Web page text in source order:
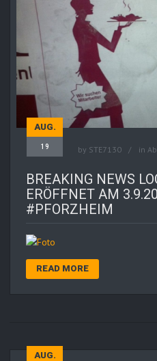
AUG.
19 by STE7130 in
BREAKING NEWS
ERÖFFNET AM
#PFORZHEIM
READ MORE
AUG.